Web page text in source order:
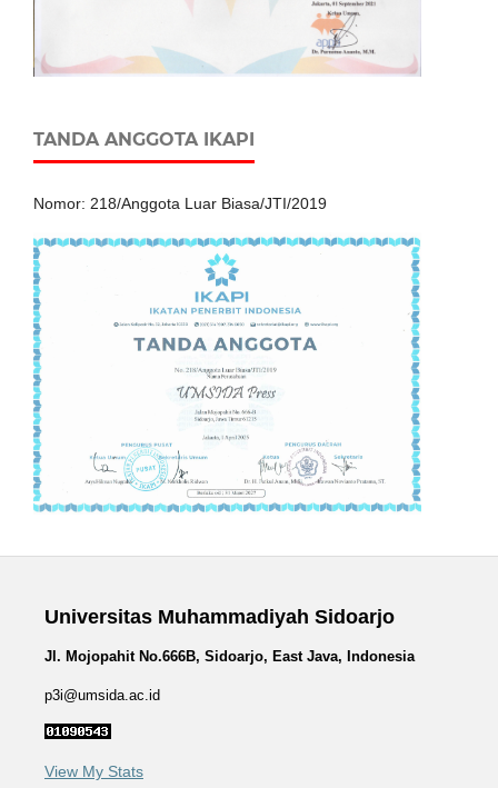
TANDA ANGGOTA IKAPI
Nomor: 218/Anggota Luar Biasa/JTI/2019
Universitas Muhammadiyah Sidoarjo
Jl. Mojopahit No.666B, Sidoarjo, East Java, Indonesia
p3i@umsida.ac.id
View My Stats